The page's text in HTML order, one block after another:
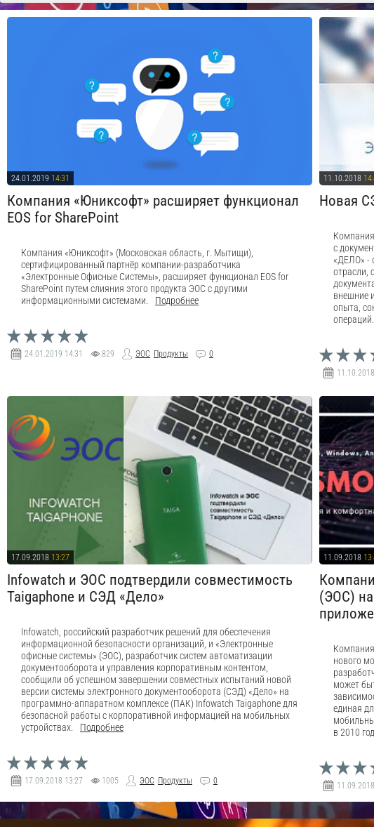
24.01.2019 14:31
Компания «Юниксофт» расширяет функционал
EOS for SharePoint
Компания «Юниксофт» (Московская область, г. Мытищи),
сертифицированный партнёр компании-разработчика
«Электронные Офисные Системы», расширяет функционал EOS for
SharePoint путем слияния этого продукта ЭОС с другими
информационными системами.
Подробнее
24.01.2019 14:31 829 ЭОС Продукты 0
11.10.2018
Новая
с
«ДЕЛО» -
отрасли,
внешние
опыта,
операций.
11.10.2018
17.09.2018 13:27
Infowatch и ЭОС подтвердили совместимость
Taigaphone и СЭД «Дело»
Infowatch, российский разработчик решений для обеспечения
информационной безопасности организаций, и «Электронные
офисные системы» (ЭОС), разработчик систем автоматизации
документооборота и управления корпоративным контентом,
сообщили об успешном завершении совместных испытаний новой
версии системы электронного документооборота (СЭД) «Дело» на
программно-аппаратном комплексе (ПАК) Infowatch Taigaphone для
безопасной работы с корпоративной информацией на мобильных
устройствах.
Подробнее
17.09.2018 13:27 1005 ЭОС Продукты 0
11.09.2018
(ЭОС)
нового
может
единая
в 2010
11.09.2018